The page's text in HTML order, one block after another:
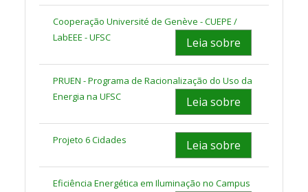
Cooperação Université de Genève - CUEPE /
LabEEE - UFSC
Leia sobre
PRUEN - Programa de Racionalização do Uso da
Energia na UFSC
Leia sobre
Projeto 6 Cidades Leia sobre
Eficiência Energética em Iluminação no Campus